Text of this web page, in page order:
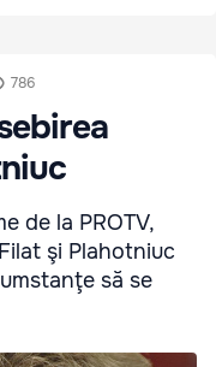
786
de la PROTV,
şi Plahotniuc
să se